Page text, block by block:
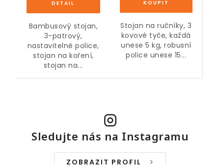
Bambusový stojan,
3-patrový,
nastavitelné police,
stojan na koření,
stojan na...
Stojan na ručníky, 3
kovové tyče, každá
unese 5 kg, robusní
police unese 15...
Sledujte nás na Instagramu
ZOBRAZIT PROFIL